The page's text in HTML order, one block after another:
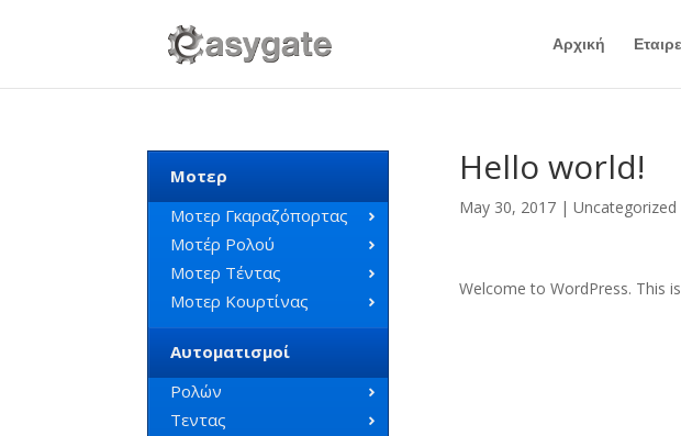
Αρχική
Hello world!
May 30, 2017| Uncategorized
Welcome to WordPress. This
Μοτερ
Μοτερ Γκαραζόπορτας
Μοτέρ Ρολού
Μοτερ Τέντας
Μοτερ Κουρτίνας
Αυτοματισμοί
Ρολών
Τεντας